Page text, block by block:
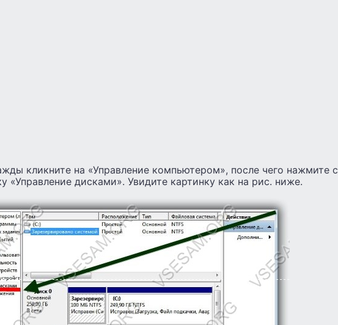
кликните на «Управление компьютером», после чего нажмите с
«Управление дисками». Увидите картинку как на рис. ниже.